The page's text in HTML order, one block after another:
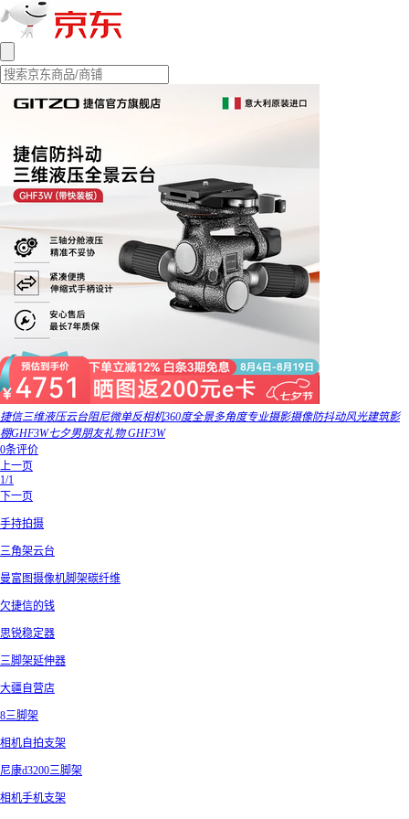
捷信三维液压云台阻尼微单反相机360度全景多角度专业摄影摄像防抖动风光建筑影
棚GHF3W七夕男朋友礼物 GHF3W
0条评价
上一页
1/1
下一页
手持拍摄
三角架云台
曼富图摄像机脚架碳纤维
欠捷信的钱
思锐稳定器
三脚架延伸器
大疆自营店
8三脚架
相机自拍支架
尼康d3200三脚架
相机手机支架